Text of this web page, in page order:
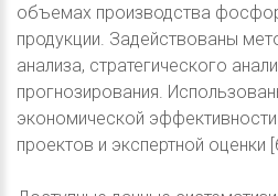
объемах производства
продукции. Задействованы
анализа, стратегического
прогнозирования.
экономической
проектов и экспертной оценки